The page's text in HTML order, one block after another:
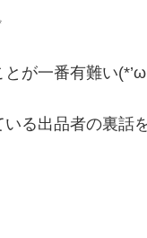
が一番有難い
る出品者の裏話